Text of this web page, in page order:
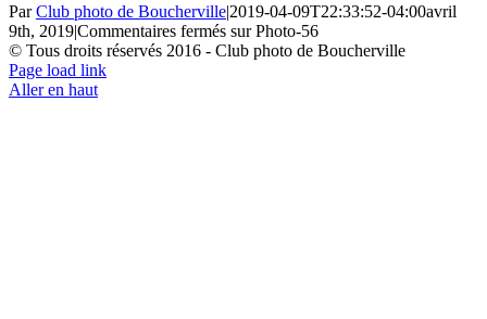
ParClub photo de Boucherville|2019-04-09T22:33:52-04:00avril
9th, 2019|Commentaires fermés sur Photo-56
© Tous droits réservés 2016 - Club photo de Boucherville
Page load link
Aller en haut